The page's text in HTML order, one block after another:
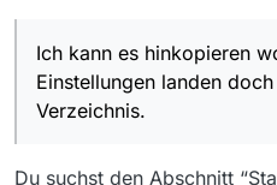
Ich hätte
Ich nutze das
möchte, aber die
wieder im Home-
@MenchenSued
Ich kann es hinkopieren
Einstellungen landen
Verzeichnis.
Du suchst den Abschnitt